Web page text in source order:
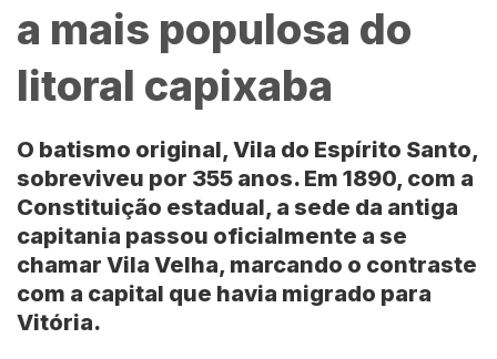
a mais populosa do
litoral capixaba
O batismo original, Vila do Espírito Santo,
sobreviveu por 355 anos. Em 1890, com a
Constituição estadual, a sede da antiga
capitania passou oficialmente a se
chamar Vila Velha, marcando o contraste
com a capital que havia migrado para
Vitória.